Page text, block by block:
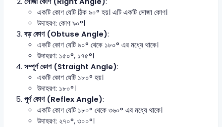
একটি কোণ যেটি ঠিক ৯০° হয়। এটি একটি সোজা কোণ।
উদাহরণ: কোণ ৯০°।
বড় কোণ (Obtuse Angle):
একটি কোণ যেটি ৯০° থেকে ১৮০° এর মধ্যে থাকে।
উদাহরণ: ১৫০°, ১৭৫°।
সম্পূৰ্ণ কোণ (Straight Angle):
একটি কোণ যেটি ১৮০° হয়।
উদাহরণ: ১৮০°।
পূর্ণ কোণ (Reflex Angle):
একটি কোণ যেটি ১৮০° থেকে ৩৬০° এর মধ্যে থাকে।
উদাহরণ: ২৭০°, ৩০০°।